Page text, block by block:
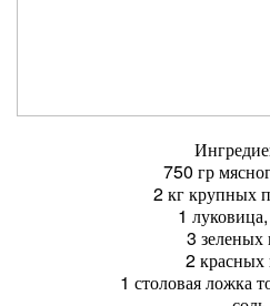
750 гр
2 кг крупных
1 луковица,
3 зеленых
2 красных
1 столовая ложка